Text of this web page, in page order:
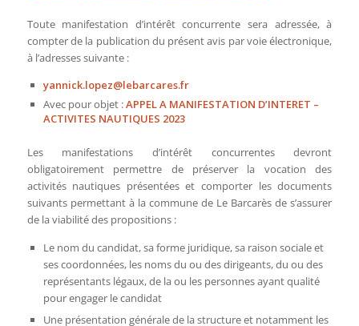
Toute manifestation d’intérêt concurrente sera adressée, à
compter de la publication du présent avis par voie électronique,
à l’adresses suivante :
yannick.lopez@lebarcares.fr
Avec pour objet :APPEL A MANIFESTATION D’INTERET –
ACTIVITES NAUTIQUES 2023
Les manifestations d’intérêt concurrentes devront
obligatoirement permettre de préserver la vocation des
activités nautiques présentées et comporter les documents
suivants permettant à la commune de Le Barcarès de s’assurer
de la viabilité des propositions :
Le nom du candidat, sa forme juridique, sa raison sociale et
ses coordonnées, les noms du ou des dirigeants, du ou des
représentants légaux, de la ou les personnes ayant qualité
pour engager le candidat
Une présentation générale de la structure et notamment les